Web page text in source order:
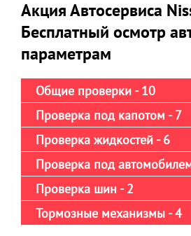
Акция Автосервиса
Бесплатный осмотр
параметрам
Общие проверки - 10
Проверка под капотом - 7
Проверка жидкостей - 6
Проверка под
Проверка шин - 2
Тормозные механизмы - 4